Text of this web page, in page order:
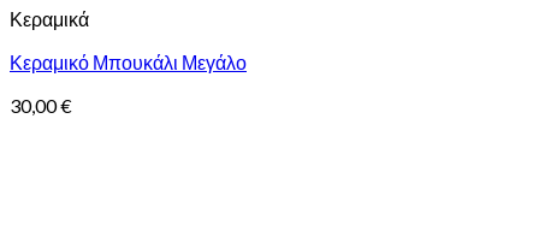
Κεραμικά
Κεραμικό Μπουκάλι Μεγάλο
30,00€